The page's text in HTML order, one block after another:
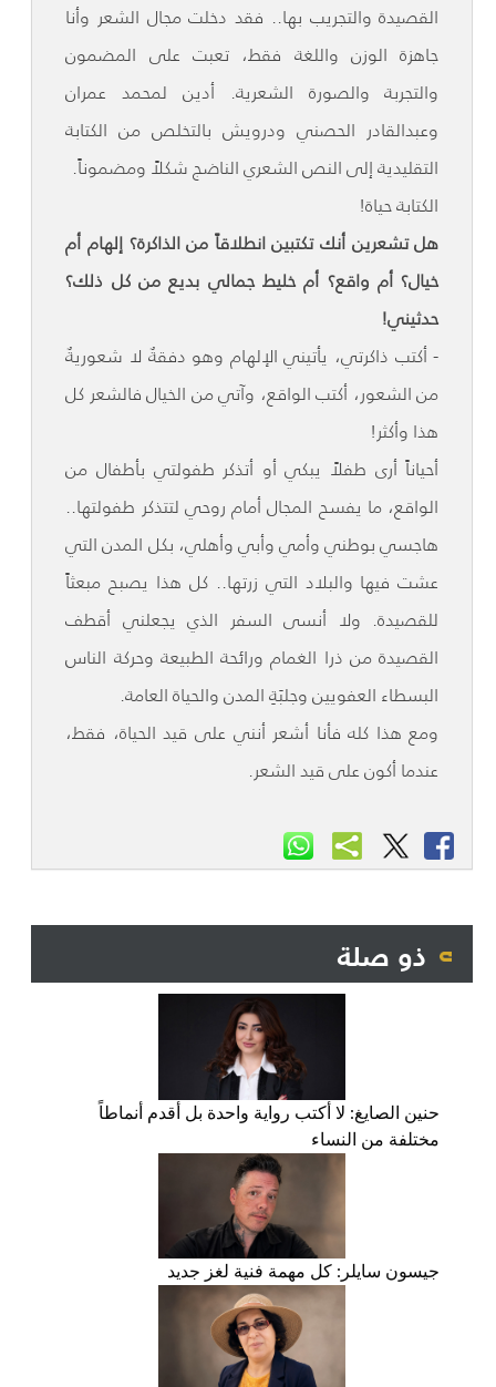
القصيدة والتجريب بها.. فقد دخلت مجال الشعر وأنا
جاهزة الوزن واللغة فقط، تعبت على المضمون
والتجربة والصورة الشعرية. أدين لمحمد عمران
وعبدالقادر الحصني ودرويش بالتخلص من الكتابة
التقليدية إلى النص الشعري الناضج شكلاً ومضموناً.
الكتابة حياة!
هل تشعرين أنك تكتبين انطلاقاً من الذاكرة؟ إلهام أم
خيال؟ أم واقع؟ أم خليط جمالي بديع من كل ذلك؟
حدثيني!
- أكتب ذاكرتي، يأتيني الإلهام وهو دفقةٌ لا شعوريةٌ
من الشعور، أكتب الواقع، وآتي من الخيال فالشعر كل
هذا وأكثر!
أحياناً أرى طفلاً يبكي أو أتذكر طفولتي بأطفال من
الواقع، ما يفسح المجال أمام روحي لتتذكر طفولتها..
هاجسي بوطني وأمي وأبي وأهلي، بكل المدن التي
عشت فيها والبلاد التي زرتها.. كل هذا يصبح مبعثاً
للقصيدة. ولا أنسى السفر الذي يجعلني أقطف
القصيدة من ذرا الغمام ورائحة الطبيعة وحركة الناس
البسطاء العفويين وجلبَةِ المدن والحياة العامة.
ومع هذا كله فأنا أشعر أنني على قيد الحياة، فقط،
عندما أكون على قيد الشعر.
ذو صلة
حنين الصايغ: لا أكتب رواية واحدة بل أقدم أنماطاً
مختلفة من النساء
جيسون سايلر: كل مهمة فنية لغز جديد